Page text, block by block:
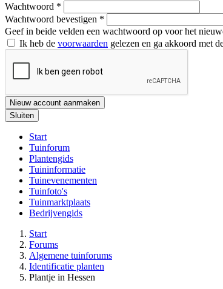
Wachtwoord *
Wachtwoord bevestigen *
Geef in beide velden een wachtwoord op voor het
Ik heb de voorwaarden gelezen en ga akkoord met
Nieuw account aanmaken
Sluiten
Start
Tuinforum
Plantengids
Tuininformatie
Tuinevenementen
Tuinfoto's
Tuinmarktplaats
Bedrijvengids
Start
Forums
Algemene tuinforums
Identificatie planten
Plantje in Hessen